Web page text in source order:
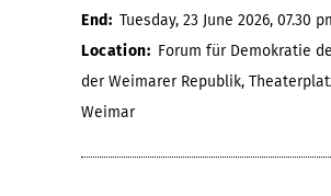
End: Tuesday, 23 June 2026, 07.30
Location: Forum für Demokratie
der Weimarer Republik,
Weimar